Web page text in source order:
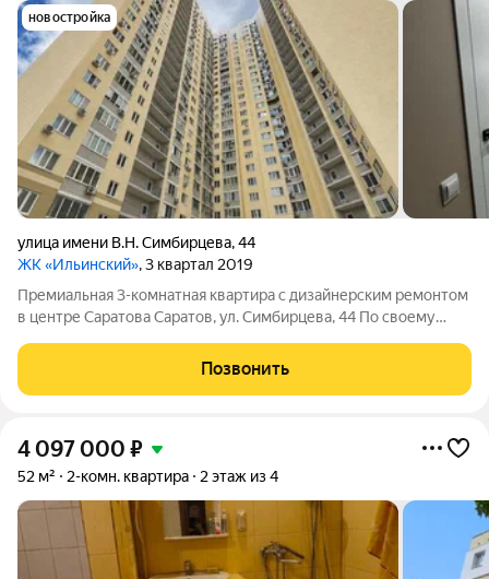
новостройка
улица имени В.Н. Симбирцева,44
ЖК «Ильинский», 3 квартал 2019
Премиальная 3-комнатная квартира с дизайнерским ремонтом
в центре Саратова Саратов, ул. Симбирцева, 44 По своему
учетом лоджии просторная кухня-гостиная и три
изолированные комнаты.
Позвонить
4 097 000 ₽
52 м² 2-комн. квартира 2 этаж из 4